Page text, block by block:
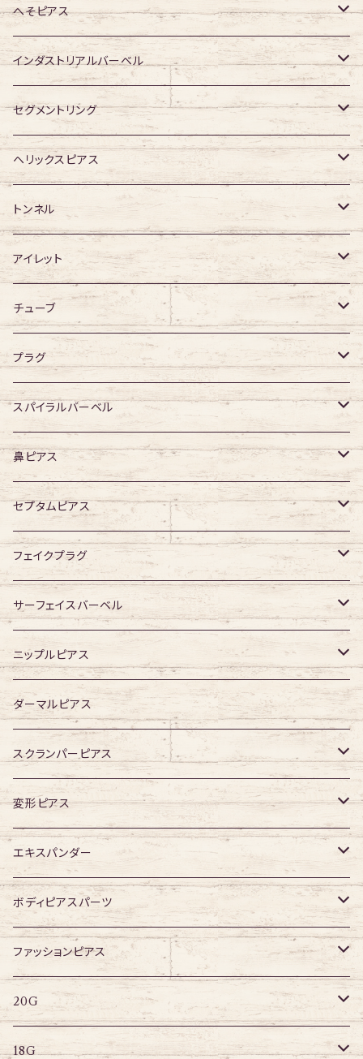
ジュエル有り
ジュエル有り
ジュエル無し
ジュエル有り
アクリル・その他
ジュエル無し
ジュエル有り
サージカルチタン
ジュエル無し
ジュエル有り
アクリル・その他
ジュエル無し
ジュエル有り
へそピアス
316Lサージカルステンレス
ジュエル無し
ジュエル有り
サージカルチタン
ジュエル無し
ジュエル有り
アクリル
インダストリアルバーベル
316Lサージカルステンレス
ジュエル無し
ジュエル有り
サージカルチタン
ジュエル無し
ジュエル有り
セグメントリング
316Lサージカルステンレス
サージカルチタン
アクリル
ヘリックスピアス
ジュエル無し
ジュエル有り
トンネル
316Lサージカルステンレス
デザイン無し
デザイン有り
アクリル
アイレット
シングルフレア
ダブルフレア
チューブ
デザイン無し
デザイン有り
プラグ
デザイン無し
デザイン有り
スパイラルバーベル
316Lサージカルステンレス
ジュエル無し
ジュエル有り
サージカルチタン
ジュエル無し
ジュエル有り
鼻ピアス
ジュエル無し
ジュエル有り
セプタムピアス
ジュエル無し
ジュエル有り
フェイクプラグ
ジュエル無し
ジュエル有り
サーフェイスバーベル
ジュエル無し
ジュエル有り
ニップルピアス
ジュエル無し
ジュエル有り
ダーマルピアス
スクランパーピアス
16G
14G
変形ピアス
ジュエル無し
ジュエル有り
エキスパンダー
316Lサージカルステンレス
アクリル
その他
ボディピアスパーツ
ネジタイプ
20G
18G
はめ込みタイプ
ファッションピアス
ポストピアス
リングピアス
20G
キャプティブリング
18G